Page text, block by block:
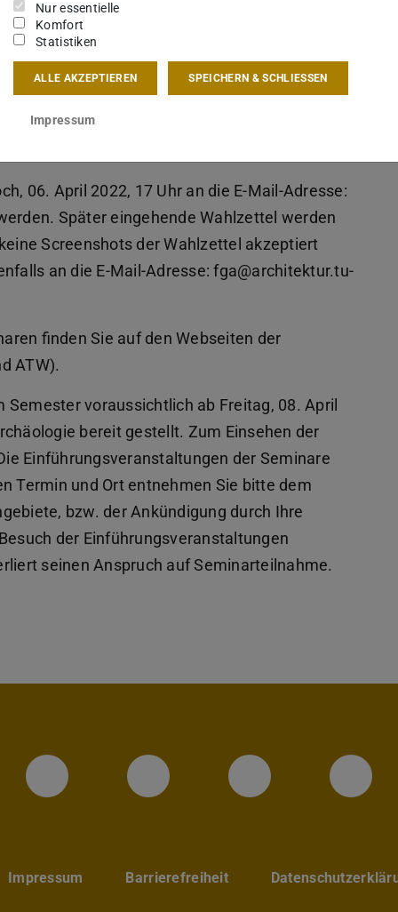
zugehörige
werden muss: fga@architektur.tu-
mit dem Adobe Reader oder Adobe Acrobat
06. April 2022, 17 Uhr an die E-Mail-Adresse:
Später eingehende Wahlzettel werden
Screenshots der Wahlzettel akzeptiert
an die E-Mail-Adresse: fga@architektur.tu-
finden Sie auf den Webseiten der
ATW).
voraussichtlich ab Freitag, 08. April
bereit gestellt. Zum Einsehen der
Einführungsveranstaltungen der Seminare
Termin und Ort entnehmen Sie bitte dem
bzw. der Ankündigung durch Ihre
der Einführungsveranstaltungen
seinen Anspruch auf Seminarteilnahme.
Instagram-Seite des
LinkedIn-Profil des
Facebook-
Impressum Barrierefreiheit
Nur essentielle
Komfort
Statistiken
ALLE AKZEPTIEREN SPEICHERN & SCHLIESSEN
Impressum